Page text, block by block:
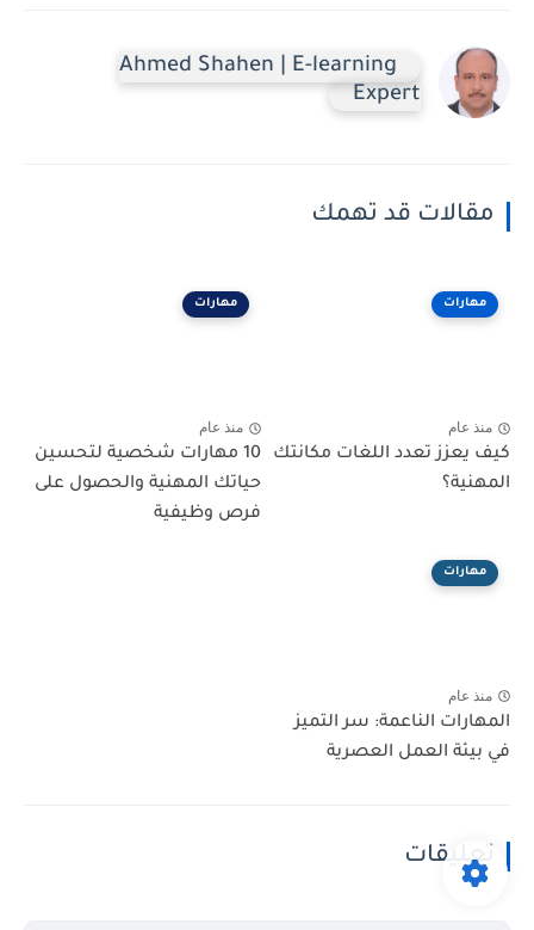
Ahmed Shahen | E-learning
Expert
مقالات قد تهمك
مهارات
منذ عام
كيف يعزز تعدد اللغات مكانتك
المهنية؟
مهارات
منذ عام
10 مهارات شخصية لتحسين
حياتك المهنية والحصول على
فرص وظيفية
مهارات
منذ عام
المهارات الناعمة: سر التميز
في بيئة العمل العصرية
تعليقات